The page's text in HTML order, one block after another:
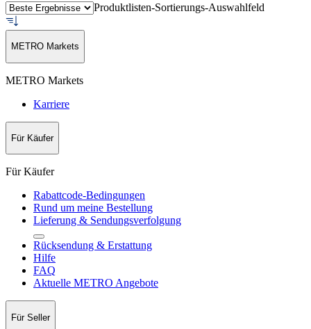
Produktlisten-Sortierungs-Auswahlfeld
METRO Markets
METRO Markets
Karriere
Für Käufer
Für Käufer
Rabattcode-Bedingungen
Rund um meine Bestellung
Lieferung & Sendungsverfolgung
Rücksendung & Erstattung
Hilfe
FAQ
Aktuelle METRO Angebote
Für Seller